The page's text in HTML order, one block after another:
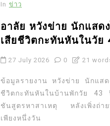
In ข่าว
อาลัย หวังข่าย นักแสด
เสียชีวิตกะทันหันในวัย
27 July 2026 0 21
ข้อมูลรายงาน หวังข่าย นักแสด
ชีวิตกะทันหันในบ้านพักวัย 43
ชันสูตรหาสาเหตุ หลังเพิ่งถ่าย
เพียงหนึ่งวัน